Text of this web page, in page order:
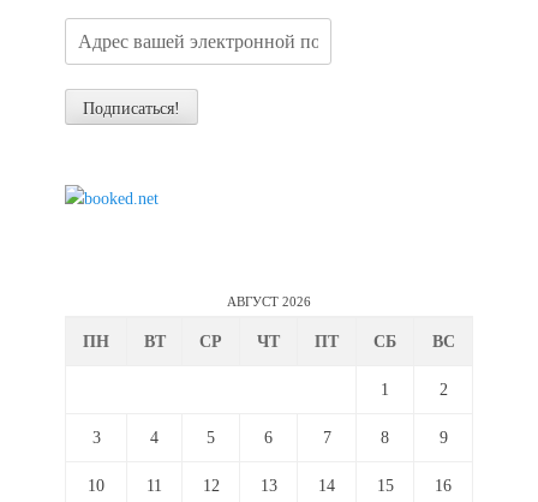
АВГУСТ 2026
ПН ВТ СР ЧТ ПТ СБ ВС
1 2
3 4 5 6 7 8 9
10 11 12 13 14 15 16